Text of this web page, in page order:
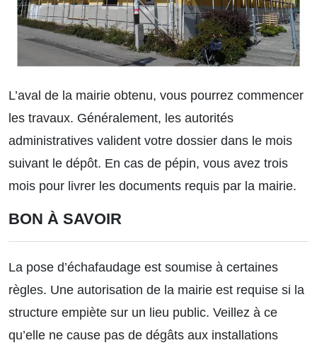
L’aval de la mairie obtenu, vous pourrez commencer
les travaux. Généralement, les autorités
administratives valident votre dossier dans le mois
suivant le dépôt. En cas de pépin, vous avez trois
mois pour livrer les documents requis par la mairie.
BON À SAVOIR
La pose d’échafaudage est soumise à certaines
règles. Une autorisation de la mairie est requise si la
structure empiète sur un lieu public. Veillez à ce
qu’elle ne cause pas de dégâts aux installations